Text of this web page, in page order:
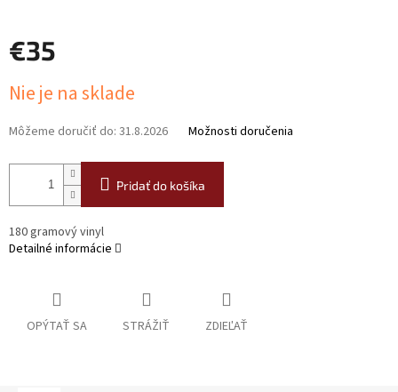
€35
cena:
Nie je na sklade
Môžeme doručiť do: 31.8.2026 Možnosti doručenia
Pridať do košíka
180 gramový vinyl
Detailné informácie
OPÝTAŤ SA STRÁŽIŤ ZDIEĽAŤ